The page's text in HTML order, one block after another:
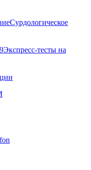
Сурдологическое
Экспресс-тесты на